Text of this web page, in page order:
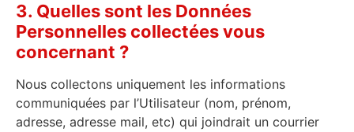
3. Quelles sont les Données
Personnelles collectées vous
concernant ?
Nous collectons uniquement les informations
communiquées par l’Utilisateur (nom, prénom,
adresse, adresse mail, etc) qui joindrait un courrier